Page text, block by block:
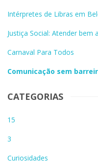
Intérpretes de Libras em
Justiça Social: Atender bem
Carnaval Para Todos
Comunicação sem
CATEGORIAS
15
3
Curiosidades